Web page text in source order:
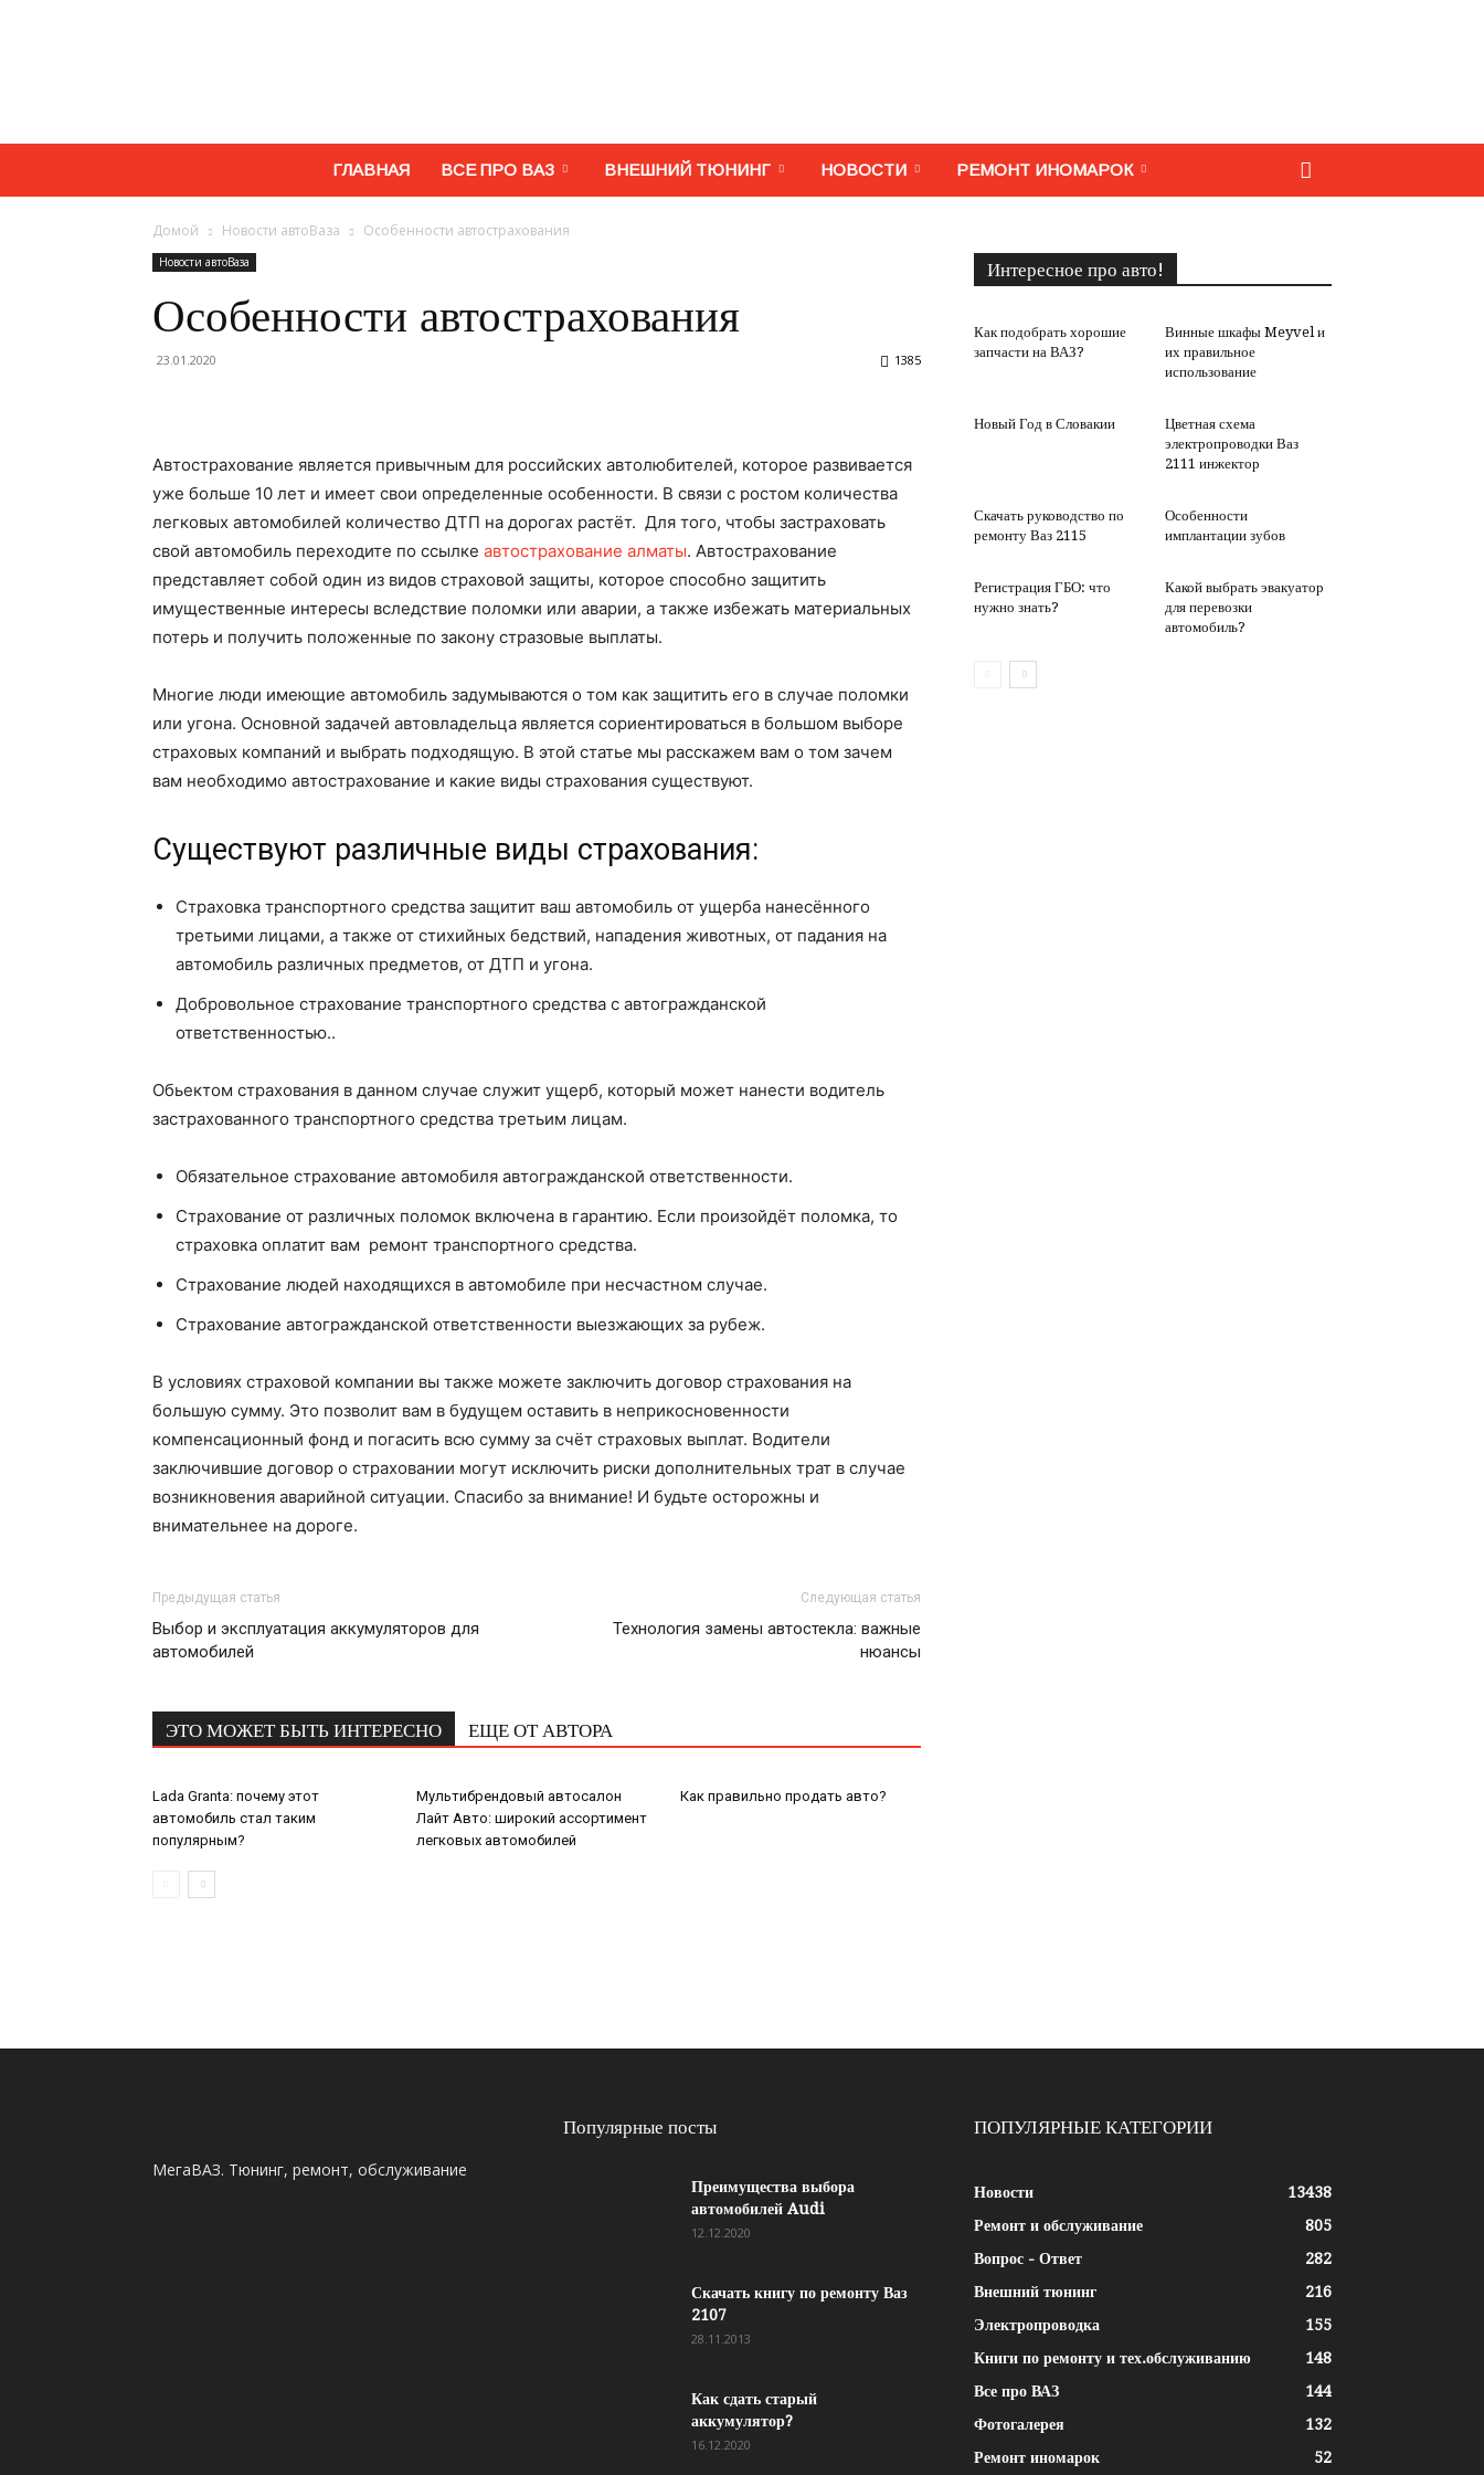
МегаВАЗ.
обслуживание
ГЛАВНАЯ ВСЕ ПРО ВАЗ ВНЕШНИЙ ТЮНИНГ НОВОСТИ РЕМОНТ ИНОМАРОК
Домой Новости автоВаза Особенности автострахования
Новости автоВаза
Особенности автострахования
23.01.2020 1385
Автострахование является привычным для российских автолюбителей, которое развивается
уже больше 10 лет и имеет свои определенные особенности. В связи с ростом количества
легковых автомобилей количество ДТП на дорогах растёт. Для того, чтобы застраховать
свой автомобиль переходите по ссылке автострахование алматы. Автострахование
представляет собой один из видов страховой защиты, которое способно защитить
имущественные интересы вследствие поломки или аварии, а также избежать материальных
потерь и получить положенные по закону стразовые выплаты.
Многие люди имеющие автомобиль задумываются о том как защитить его в случае поломки
или угона. Основной задачей автовладельца является сориентироваться в большом выборе
страховых компаний и выбрать подходящую. В этой статье мы расскажем вам о том зачем
вам необходимо автострахование и какие виды страхования существуют.
Существуют различные виды страхования:
Страховка транспортного средства защитит ваш автомобиль от ущерба нанесённого
третьими лицами, а также от стихийных бедствий, нападения животных, от падания на
автомобиль различных предметов, от ДТП и угона.
Добровольное страхование транспортного средства с автогражданской
ответственностью..
Обьектом страхования в данном случае служит ущерб, который может нанести водитель
застрахованного транспортного средства третьим лицам.
Обязательное страхование автомобиля автогражданской ответственности.
Страхование от различных поломок включена в гарантию. Если произойдёт поломка, то
страховка оплатит вам ремонт транспортного средства.
Страхование людей находящихся в автомобиле при несчастном случае.
Страхование автогражданской ответственности выезжающих за рубеж.
В условиях страховой компании вы также можете заключить договор страхования на
большую сумму. Это позволит вам в будущем оставить в неприкосновенности
компенсационный фонд и погасить всю сумму за счёт страховых выплат. Водители
заключившие договор о страховании могут исключить риски дополнительных трат в случае
возникновения аварийной ситуации. Спасибо за внимание! И будьте осторожны и
внимательнее на дороге.
Предыдущая статья
Выбор и эксплуатация аккумуляторов для
автомобилей
Следующая статья
Технология замены автостекла: важные
нюансы
ЭТО МОЖЕТ БЫТЬ ИНТЕРЕСНО ЕЩЕ ОТ АВТОРА
Lada Granta: почему этот
автомобиль стал таким
популярным?
Мультибрендовый автосалон
Лайт Авто: широкий ассортимент
легковых автомобилей
Как правильно продать авто?
Интересное про авто!
Как подобрать хорошие
запчасти на ВАЗ?
Винные шкафы Meyvel и
их правильное
использование
Новый Год в Словакии
Цветная схема
электропроводки Ваз
2111 инжектор
Скачать руководство по
ремонту Ваз 2115
Особенности
имплантации зубов
Регистрация ГБО: что
нужно знать?
Какой выбрать эвакуатор
для перевозки
автомобиль?
МегаВАЗ. Тюнинг, ремонт, обслуживание
Популярные посты
Преимущества выбора
автомобилей Audi
12.12.2020
Скачать книгу по ремонту Ваз
2107
28.11.2013
Как сдать старый
аккумулятор?
16.12.2020
ПОПУЛЯРНЫЕ КАТЕГОРИИ
Новости
13438
Ремонт и обслуживание
805
Вопрос - Ответ
282
Внешний тюнинг
216
Электропроводка
155
Книги по ремонту и тех.обслуживанию
148
Все про ВАЗ
144
Фотогалерея
132
Ремонт иномарок
52